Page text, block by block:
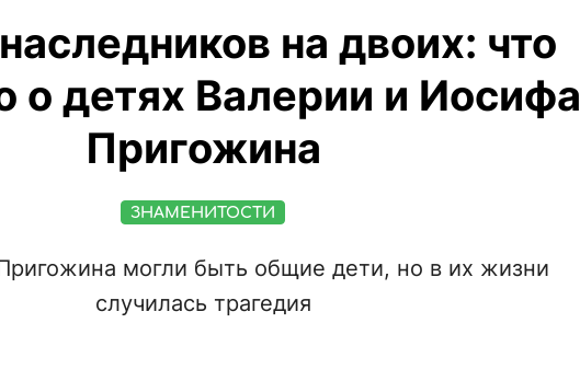
на двоих: что
о детях Валерии и Иосифа
Пригожина
ЗНАМЕНИТОСТИ
могли быть общие дети, но в их жизни
случилась трагедия